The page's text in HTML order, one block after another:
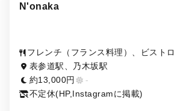
N'onaka
フレンチ（フランス料理）、ビスト
バー（BAR）、洋食
表参道駅、乃木坂駅
約13,000円
-
不定休(HP,Instagramに掲載)